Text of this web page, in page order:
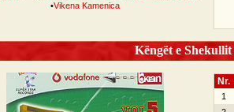
•Vikena Kamenica
Këngët e
Nr.
1